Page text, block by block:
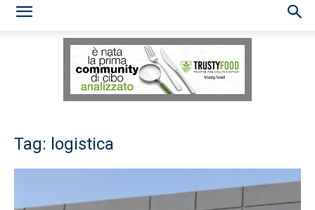
Salvagente
Tag: logistica